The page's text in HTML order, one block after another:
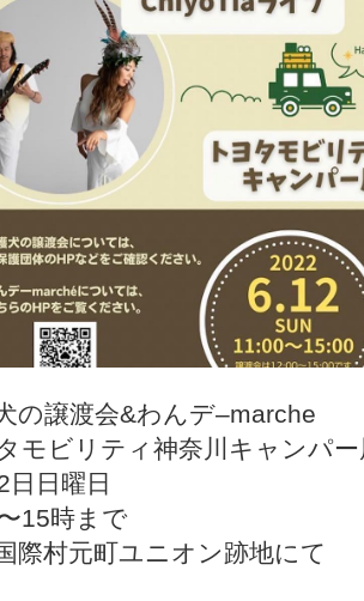
の譲渡会&わんデ–marche
モビリティ神奈川キャンパ
日日曜日
15時まで
際村元町ユニオン跡地にて